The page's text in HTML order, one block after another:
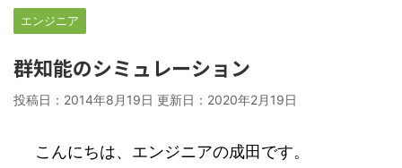
エンジニア
群知能のシミュレーション
投稿日：2014年8月19日 更新日： 2020年2月19日
こんにちは、エンジニアの成田です。